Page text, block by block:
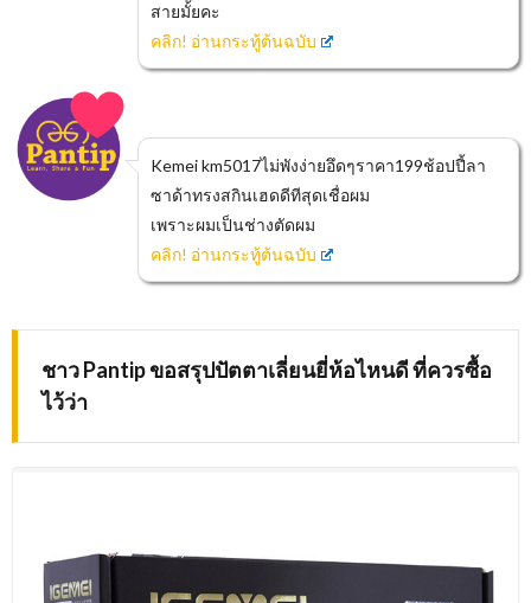
สายมั้ยคะ
คลิก! อ่านกระทู้ต้นฉบับ
Kemei km5017ไม่พังง่ายอึดๆราคา199ช้อปปี้ลา
ซาด้าทรงสกินเฮดดีทีสุดเชื่อผม
เพราะผมเป็นช่างตัดผม
คลิก! อ่านกระทู้ต้นฉบับ
ชาว Pantip ขอสรุปปัตตาเลี่ยนยี่ห้อไหนดี ที่ควรซื้อ
ไว้ว่า